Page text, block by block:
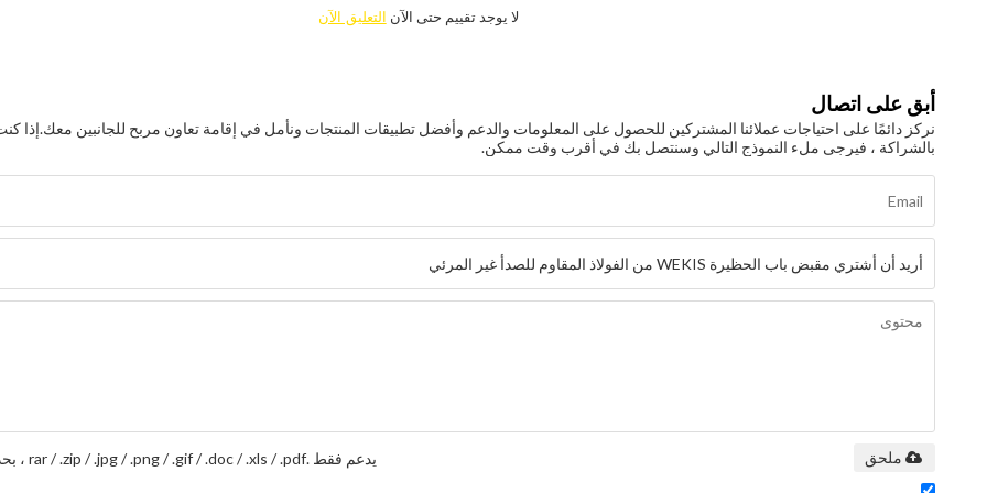
لا يوجد تقييم حتى الآن التعليق الآن
أبق على اتصال
نركز دائمًا على احتياجات عملائنا المشتركين للحصول على المعلومات والدعم وأفضل تطبيقات المنتجات ونأمل في إقامة تعاون مربح للجانبين معك.إذا
بالشراكة ، فيرجى ملء النموذج التالي وسنتصل بك في أقرب وقت ممكن.
يدعم فقط .rar / .zip / .jpg / .png / .gif / .doc / .xls / .pdf ، بحد أقصى 20 ميجا ملحق